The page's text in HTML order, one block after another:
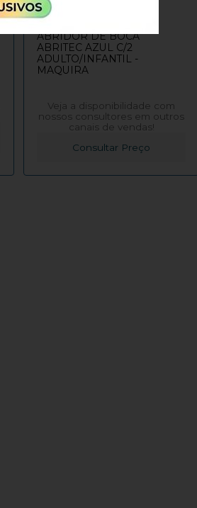
ABRIDOR DE BOCA
ABRITEC AZUL C/2
ADULTO/INFANTIL -
MAQUIRA
Veja a disponibilidade com
nossos consultores em outros
canais de vendas!
Consultar Preço